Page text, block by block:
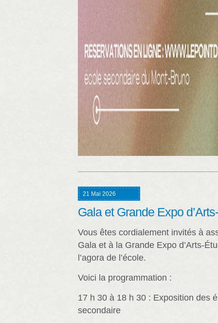
21 Mai 2026
Gala et Grande Expo
Vous êtes cordialement invités à
Gala et à la Grande Expo d’Arts-
l’agora de l’école.
Voici la programmation :
17 h 30 à 18 h 30 : Exposition des
secondaire